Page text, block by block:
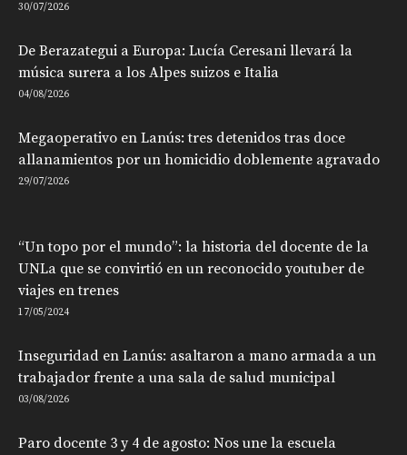
30/07/2026
De Berazategui a Europa: Lucía Ceresani llevará la
música surera a los Alpes suizos e Italia
04/08/2026
Megaoperativo en Lanús: tres detenidos tras doce
allanamientos por un homicidio doblemente agravado
29/07/2026
“Un topo por el mundo”: la historia del docente de la
UNLa que se convirtió en un reconocido youtuber de
viajes en trenes
17/05/2024
Inseguridad en Lanús: asaltaron a mano armada a un
trabajador frente a una sala de salud municipal
03/08/2026
Paro docente 3 y 4 de agosto: Nos une la escuela